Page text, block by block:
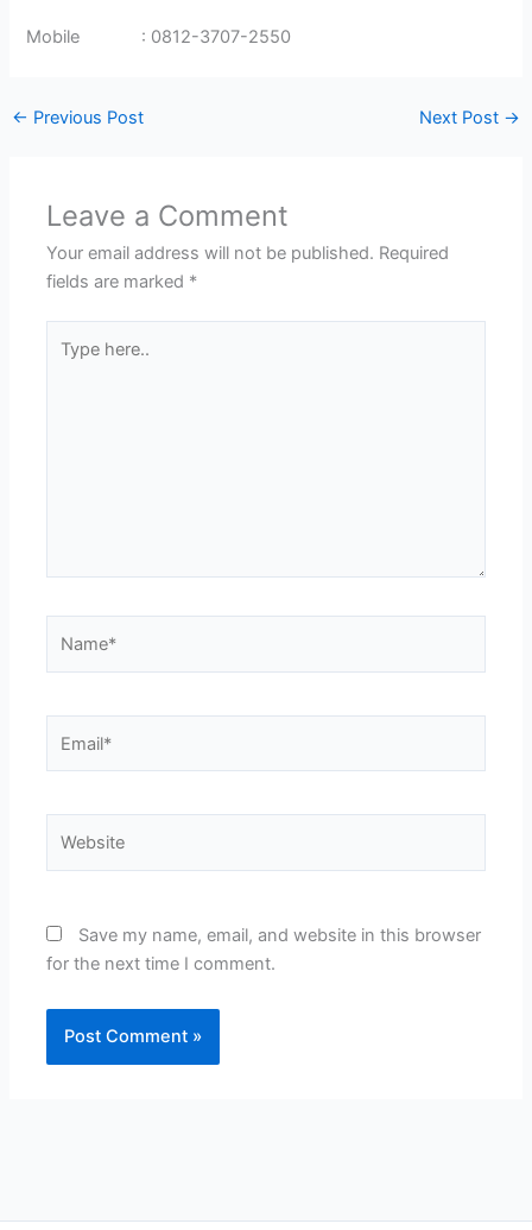
Mobile : 0812-3707-2550
← Previous Post Next Post →
Leave a Comment
Your email address will not be published. Required
fields are marked *
here..
Save my name, email, and website in this browser
for the next time I comment.